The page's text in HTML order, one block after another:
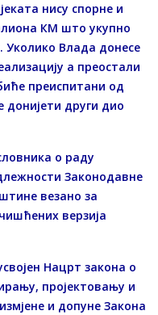
нису спорне и
КМ што укупно
Уколико Влада донесе
а преостали
преиспитани од
донијети други дио
о раду
Законодавне
везано за
верзија
Нацрт закона о
пројектовању и
и допуне Закона